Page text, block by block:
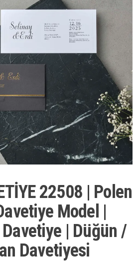
22508 | Polen
Model |
| Düğün /
Davetiyesi